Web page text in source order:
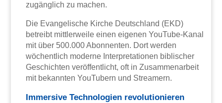
zugänglich zu machen.
Die Evangelische Kirche Deutschland (EKD)
betreibt mittlerweile einen eigenen YouTube-Kanal
mit über 500.000 Abonnenten. Dort werden
wöchentlich moderne Interpretationen biblischer
Geschichten veröffentlicht, oft in Zusammenarbeit
mit bekannten YouTubern und Streamern.
Immersive Technologien revolutionieren